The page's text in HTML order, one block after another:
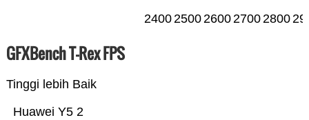
24002500260027002800
GFXBench T-Rex FPS
Tinggi lebih Baik
Huawei Y5 2